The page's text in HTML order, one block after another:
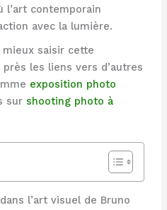
l’art contemporain
avec la lumière.
mieux saisir cette
les liens vers d’autres
exposition photo
sur shooting photo à
l’art visuel de Bruno